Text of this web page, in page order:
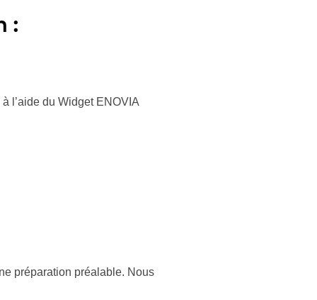
:
l’aide du Widget ENOVIA
préparation préalable. Nous